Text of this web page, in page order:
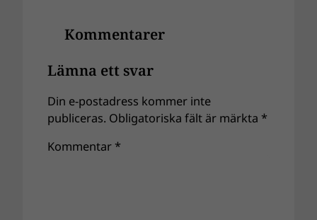
Kommentarer
Lämna ett svar
Din e-postadress kommer inte
publiceras. Obligatoriska fält är märkta *
Kommentar *